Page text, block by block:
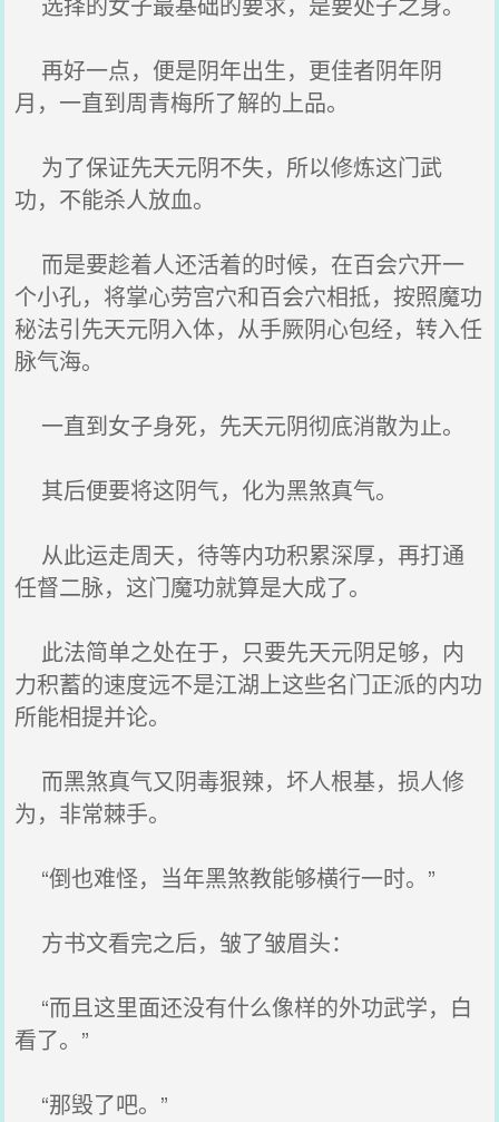
再好一点，便是阴年出生，更佳者阴年阴
月，一直到周青梅所了解的上品。
为了保证先天元阴不失，所以修炼这门武
功，不能杀人放血。
而是要趁着人还活着的时候，在百会穴开一
个小孔，将掌心劳宫穴和百会穴相抵，按照魔功
秘法引先天元阴入体，从手厥阴心包经，转入任
脉气海。
一直到女子身死，先天元阴彻底消散为止。
其后便要将这阴气，化为黑煞真气。
从此运走周天，待等内功积累深厚，再打通
任督二脉，这门魔功就算是大成了。
此法简单之处在于，只要先天元阴足够，内
力积蓄的速度远不是江湖上这些名门正派的内功
所能相提并论。
而黑煞真气又阴毒狠辣，坏人根基，损人修
为，非常棘手。
“倒也难怪，当年黑煞教能够横行一时。”
方书文看完之后，皱了皱眉头：
“而且这里面还没有什么像样的外功武学，白
看了。”
“那毁了吧。”